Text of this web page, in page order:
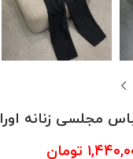
مجلسی زنانه اورال
تومان